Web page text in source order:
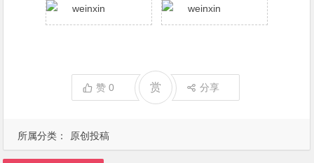
所属分类： 原创投稿
赞0 赏 分享